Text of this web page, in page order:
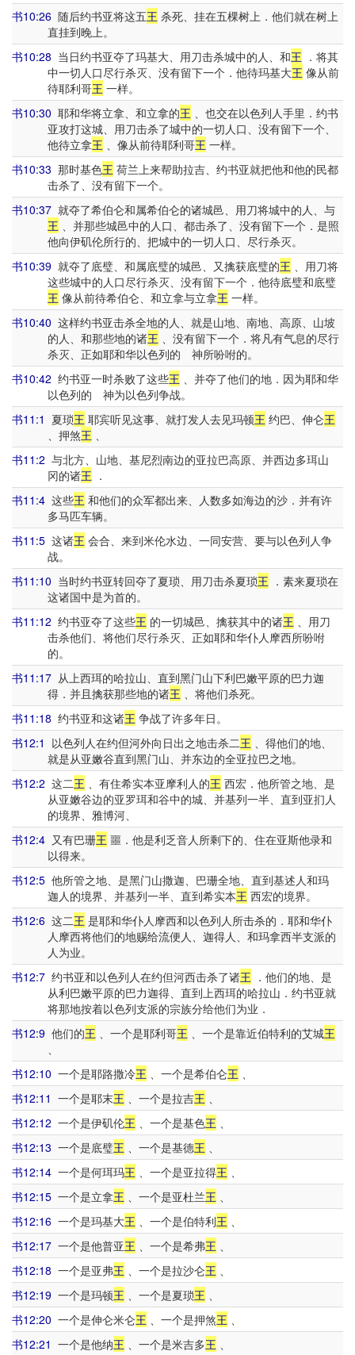
书10:26 随后约书亚将这五王 杀死、挂在五棵树上．他们就在树上
直挂到晚上。
书10:28 当日约书亚夺了玛基大、用刀击杀城中的人、和王 ．将其
中一切人口尽行杀灭、没有留下一个．他待玛基大王 像从前
待耶利哥王 一样。
书10:30 耶和华将立拿、和立拿的王 、也交在以色列人手里．约书
亚攻打这城、用刀击杀了城中的一切人口、没有留下一个、
他待立拿王 、像从前待耶利哥王 一样。
书10:33 那时基色王 荷兰上来帮助拉吉、约书亚就把他和他的民都
击杀了、没有留下一个。
书10:37 就夺了希伯仑和属希伯仑的诸城邑、用刀将城中的人、与
王 、并那些城邑中的人口、都击杀了、没有留下一个．是照
他向伊矶伦所行的、把城中的一切人口、尽行杀灭。
书10:39 就夺了底璧、和属底璧的城邑、又擒获底璧的王 、用刀将
这些城中的人口尽行杀灭、没有留下一个．他待底璧和底璧
王 像从前待希伯仑、和立拿与立拿王 一样。
书10:40 这样约书亚击杀全地的人、就是山地、南地、高原、山坡
的人、和那些地的诸王 、没有留下一个．将凡有气息的尽行
杀灭、正如耶和华以色列的 神所吩咐的。
书10:42 约书亚一时杀败了这些王 、并夺了他们的地．因为耶和华
以色列的 神为以色列争战。
书11:1 夏琐王 耶宾听见这事、就打发人去见玛顿王 约巴、伸仑王
、押煞王 、
书11:2 与北方、山地、基尼烈南边的亚拉巴高原、并西边多珥山
冈的诸王 ．
书11:4 这些王 和他们的众军都出来、人数多如海边的沙．并有许
多马匹车辆。
书11:5 这诸王 会合、来到米伦水边、一同安营、要与以色列人争
战。
书11:10 当时约书亚转回夺了夏琐、用刀击杀夏琐王 ．素来夏琐在
这诸国中是为首的。
书11:12 约书亚夺了这些王 的一切城邑、擒获其中的诸王 、用刀
击杀他们、将他们尽行杀灭、正如耶和华仆人摩西所吩咐
的。
书11:17 从上西珥的哈拉山、直到黑门山下利巴嫩平原的巴力迦
得．并且擒获那些地的诸王 、将他们杀死。
书11:18 约书亚和这诸王 争战了许多年日。
书12:1 以色列人在约但河外向日出之地击杀二王 、得他们的地、
就是从亚嫩谷直到黑门山、并东边的全亚拉巴之地。
书12:2 这二王 、有住希实本亚摩利人的王 西宏．他所管之地、是
从亚嫩谷边的亚罗珥和谷中的城、并基列一半、直到亚扪人
的境界、雅博河、
书12:4 又有巴珊王 噩．他是利乏音人所剩下的、住在亚斯他录和
以得来。
书12:5 他所管之地、是黑门山撒迦、巴珊全地、直到基述人和玛
迦人的境界、并基列一半、直到希实本王 西宏的境界。
书12:6 这二王 是耶和华仆人摩西和以色列人所击杀的．耶和华仆
人摩西将他们的地赐给流便人、迦得人、和玛拿西半支派的
人为业。
书12:7 约书亚和以色列人在约但河西击杀了诸王 ．他们的地、是
从利巴嫩平原的巴力迦得、直到上西珥的哈拉山．约书亚就
将那地按着以色列支派的宗族分给他们为业．
书12:9 他们的王 、一个是耶利哥王 、一个是靠近伯特利的艾城王
、
书12:10 一个是耶路撒冷王 、一个是希伯仑王 、
书12:11 一个是耶末王 、一个是拉吉王 、
书12:12 一个是伊矶伦王 、一个是基色王 、
书12:13 一个是底璧王 、一个是基德王 、
书12:14 一个是何珥玛王 、一个是亚拉得王 、
书12:15 一个是立拿王 、一个是亚杜兰王 、
书12:16 一个是玛基大王 、一个是伯特利王 、
书12:17 一个是他普亚王 、一个是希弗王 、
书12:18 一个是亚弗王 、一个是拉沙仑王 、
书12:19 一个是玛顿王 、一个是夏琐王 、
书12:20 一个是伸仑米仑王 、一个是押煞王 、
书12:21 一个是他纳王 、一个是米吉多王 、